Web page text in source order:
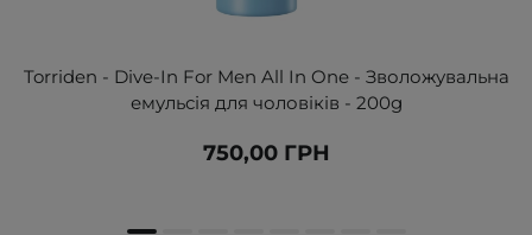
Torriden - Dive-In For Men All In One - Зволожувальна
емульсія для чоловіків - 200g
750,00 ГРН